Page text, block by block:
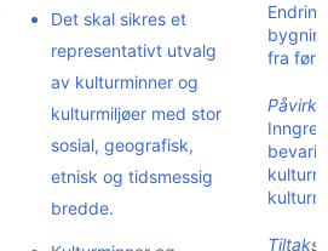
Det skal sikres et
representativt utvalg
av kulturminner og
kulturmiljøer med stor
sosial, geografisk,
etnisk og tidsmessig
bredde.
fra før